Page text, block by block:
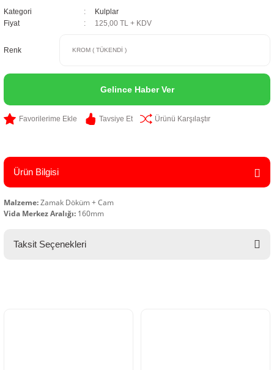
Kategori
Kulplar
Fiyat
125,00 TL + KDV
Renk
Gelince Haber Ver
Tavsiye Et Ürünü Karşılaştır
Ürün Bilgisi
Malzeme:Zamak Döküm + Cam
Vida Merkez Aralığı: 160mm
Taksit Seçenekleri